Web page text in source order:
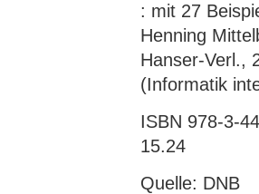
: mit 27
Henning
Hanser-Verl.,
(Informatik
ISBN 978-3-
15.24
Quelle: DNB